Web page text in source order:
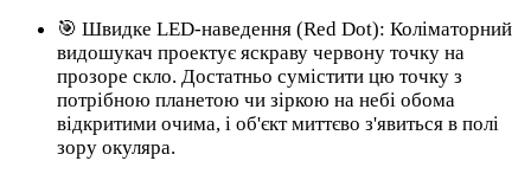
🎯 Швидке LED-наведення (Red Dot): Коліматорний
видошукач проектує яскраву червону точку на
прозоре скло. Достатньо сумістити цю точку з
потрібною планетою чи зіркою на небі обома
відкритими очима, і об'єкт миттєво з'явиться в полі
зору окуляра.